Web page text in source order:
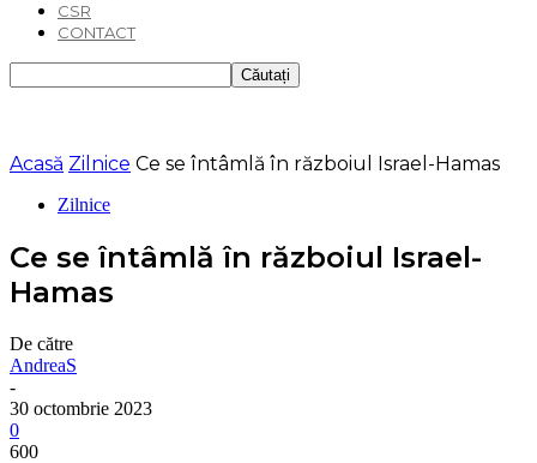
CSR
CONTACT
Acasă Zilnice Ce se întâmlă în războiul Israel-Hamas
Zilnice
Ce se întâmlă în războiul Israel-
Hamas
De către
AndreaS
-
30 octombrie 2023
0
600